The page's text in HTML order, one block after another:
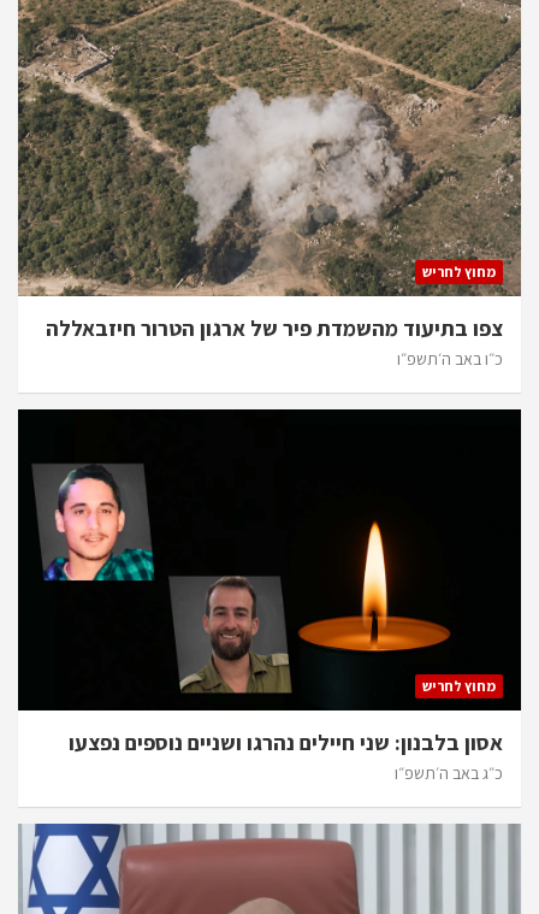
מחוץ לחריש
צפו בתיעוד מהשמדת פיר של ארגון הטרור חיזבאללה
כ״ו באב ה׳תשפ״ו
מחוץ לחריש
אסון בלבנון: שני חיילים נהרגו ושניים נוספים נפצעו
כ״ג באב ה׳תשפ״ו